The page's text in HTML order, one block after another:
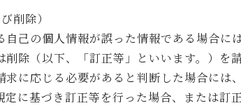
削除）
自己の個人情報が誤った情報である場合に
削除（以下、「訂正等」といいます。）を
求に応じる必要があると判断した場合には
定に基づき訂正等を行った場合、または訂